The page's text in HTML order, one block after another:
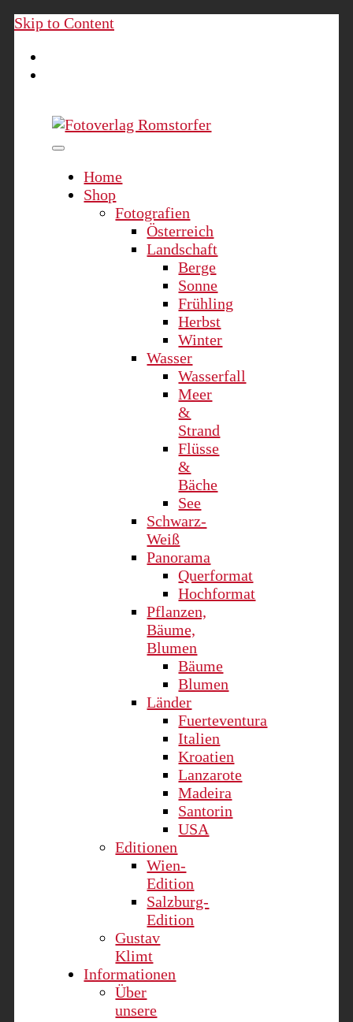
Skip to Content
Home
Shop
Fotografien
Österreich
Landschaft
Berge
Sonne
Frühling
Herbst
Winter
Wasser
Wasserfall
Meer
&
Strand
Flüsse
&
Bäche
See
Schwarz-
Weiß
Panorama
Querformat
Hochformat
Pflanzen,
Bäume,
Blumen
Bäume
Blumen
Länder
Fuerteventura
Italien
Kroatien
Lanzarote
Madeira
Santorin
USA
Editionen
Wien-
Edition
Salzburg-
Edition
Gustav
Klimt
Informationen
Über
unsere